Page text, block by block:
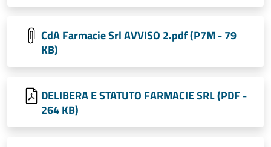
CdA Farmacie Srl AVVISO 2.pdf (P7M - 79
KB)
DELIBERA E STATUTO FARMACIE SRL (PDF -
264 KB)